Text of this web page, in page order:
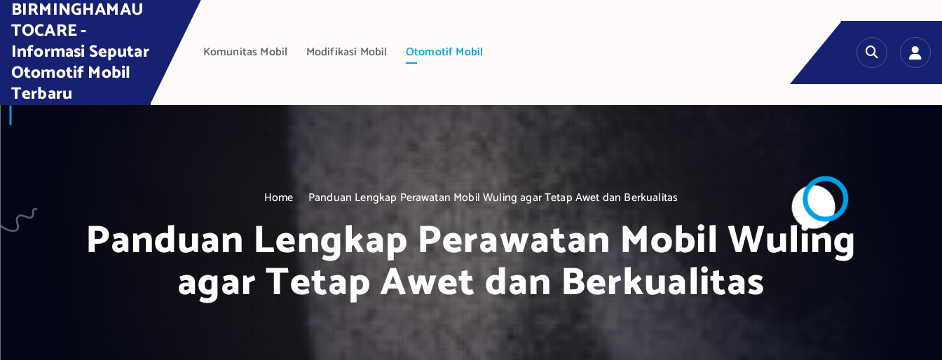
BIRMINGHAMAU
TOCARE -
Informasi Seputar
Otomotif Mobil
Terbaru
Komunitas Mobil Modifikasi Mobil Otomotif Mobil
Home Panduan Lengkap Perawatan Mobil Wuling agar Tetap Awet dan Berkualitas
Panduan Lengkap Perawatan Mobil Wuling
agar Tetap Awet dan Berkualitas